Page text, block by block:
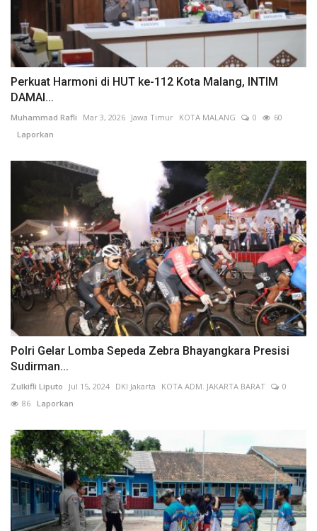
Perkuat Harmoni di HUT ke-112 Kota Malang, INTIM
DAMAI...
Muhammad Rafli Mar 3, 2026 Jawa Timur KOTA MALANG 0
60
Laporkan
Polri Gelar Lomba Sepeda Zebra Bhayangkara Presisi
Sudirman...
Zulkifli Liputo Jul 15, 2024 DKI Jakarta KOTA ADM. JAKARTA BARAT
0
86 Laporkan